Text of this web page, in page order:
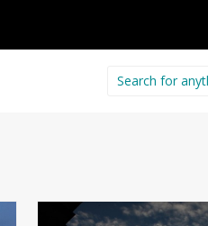
Search for: